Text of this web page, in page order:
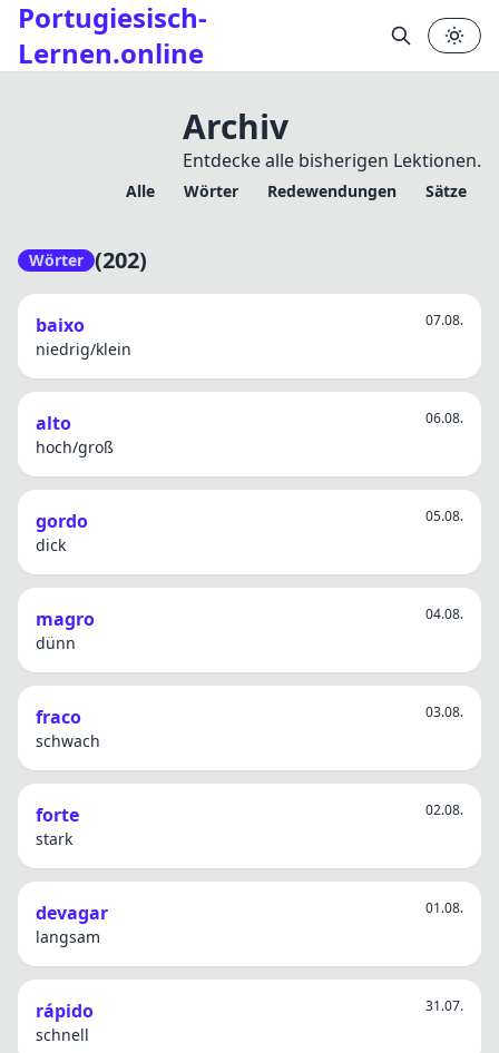
Portugiesisch-
Lernen.online
Archiv
Entdecke alle bisherigen Lektionen.
Alle Wörter Redewendungen Sätze
Wörter (202)
baixo 07.08.
niedrig/klein
alto 06.08.
hoch/groß
gordo 05.08.
dick
magro 04.08.
dünn
fraco 03.08.
schwach
forte 02.08.
stark
devagar 01.08.
langsam
rápido 31.07.
schnell
✕